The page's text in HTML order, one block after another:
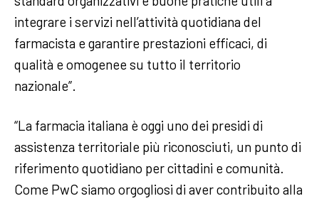
integrare i servizi nell’attività quotidiana del
farmacista e garantire prestazioni efficaci, di
qualità e omogenee su tutto il territorio
nazionale”.
“La farmacia italiana è oggi uno dei presidi di
assistenza territoriale più riconosciuti, un punto di
riferimento quotidiano per cittadini e comunità.
Come PwC siamo orgogliosi di aver contribuito alla